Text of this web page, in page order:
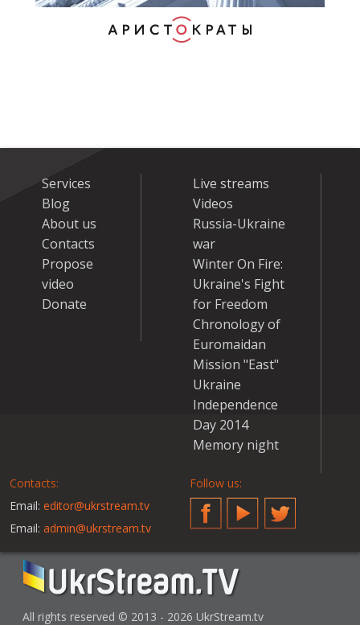
Services
Blog
About us
Contacts
Propose
video
Donate
Live streams
Videos
Russia-Ukraine
war
Winter On Fire:
Ukraine's Fight
for Freedom
Chronology of
Euromaidan
Mission "East"
Ukraine
Independence
Day 2014
Memory night
Contacts:
Email: editor@ukrstream.tv
Email: admin@ukrstream.tv
Follow us:
FacebookYouTubeTwitter
All rights reserved © 2013 - 2026 UkrStream.tv